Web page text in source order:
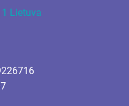
Lietuva